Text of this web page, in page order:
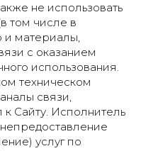
не использовать
том числе в
материалы,
с оказанием
использования.
техническом
связи,
Сайту. Исполнитель
непредоставление
услуг по